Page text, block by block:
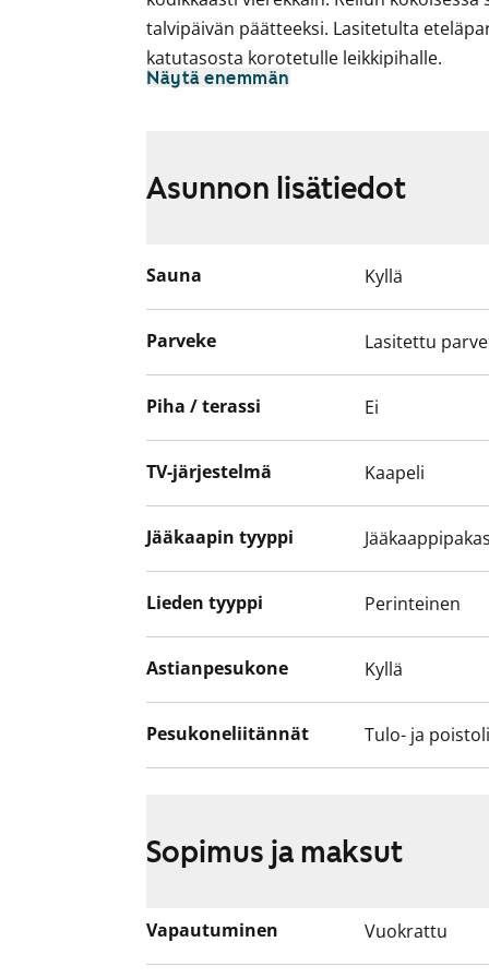
talvipäivän päätteeksi. Lasitetulta
katutasosta korotetulle leikkipihalle.
Keittiön työtasot ovat wengepuuta
tehostaa asunnossa sijaitsevasta
Näytä enemmän
Asunnon lisätiedot
Sauna Kyllä
Parveke Lasitettu
Piha / terassi Ei
TV-järjestelmä Kaapeli
Jääkaapin tyyppi
Lieden tyyppi Perinteinen
Astianpesukone Kyllä
Pesukoneliitännät Tulo- ja
Sopimus ja maksut
Vapautuminen Vuokrattu